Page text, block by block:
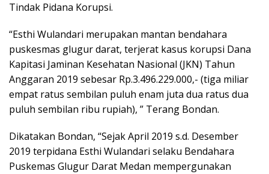
Tindak Pidana Korupsi.
“Esthi Wulandari merupakan mantan bendahara
puskesmas glugur darat, terjerat kasus korupsi Dana
Kapitasi Jaminan Kesehatan Nasional (JKN) Tahun
Anggaran 2019 sebesar Rp.3.496.229.000,- (tiga miliar
empat ratus sembilan puluh enam juta dua ratus dua
puluh sembilan ribu rupiah), ” Terang Bondan.
Dikatakan Bondan, “Sejak April 2019 s.d. Desember
2019 terpidana Esthi Wulandari selaku Bendahara
Puskemas Glugur Darat Medan mempergunakan